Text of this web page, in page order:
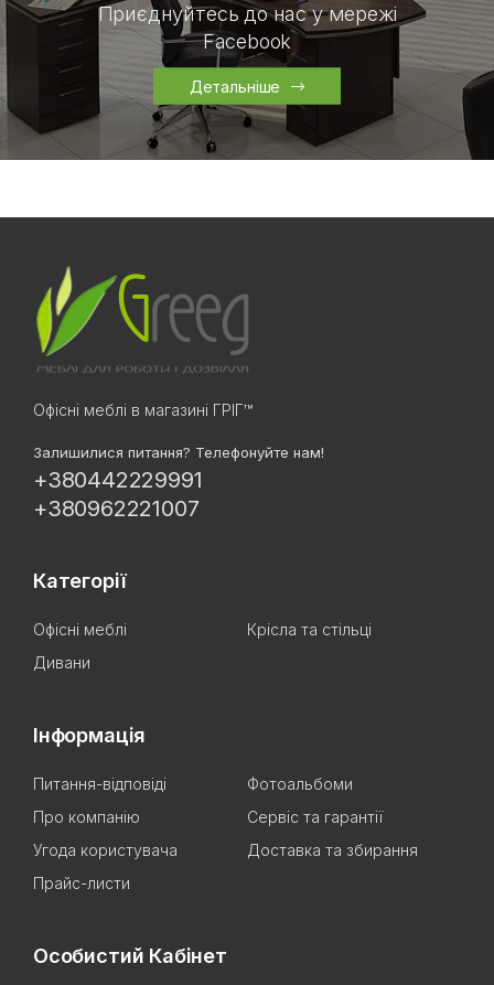
Приєднуйтесь до нас у мережі
Facebook
Детальніше
Офісні меблі в магазині ГРІГ™
Залишилися питання? Телефонуйте нам!
+380442229991
+380962221007
Категорії
Офісні меблі
Крісла та стільці
Дивани
Інформація
Питання-відповіді
Фотоальбоми
Про компанію
Сервіс та гарантії
Угода користувача
Доставка та збирання
Прайс-листи
Особистий Кабінет